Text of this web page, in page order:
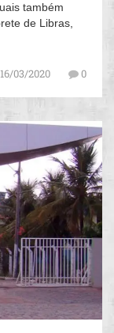
também
de Libras,
16/03/2020 0